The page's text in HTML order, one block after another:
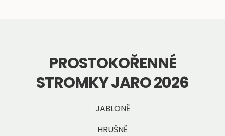
PROSTOKOŘENNÉ
STROMKY JARO 2026
JABLONĚ
HRUŠNĚ